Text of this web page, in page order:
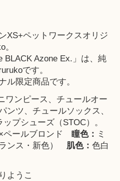
XS+ペットワークスオリジ
BLACK Azone Ex.」は、純
です。
ル限定商品です。
ワンピース、チュールオー
ンツ、チュールソックス、
プシューズ（STOC）。
ペールブロンド 瞳色： ミ
ンス・新色） 肌色： 色白
ようこ